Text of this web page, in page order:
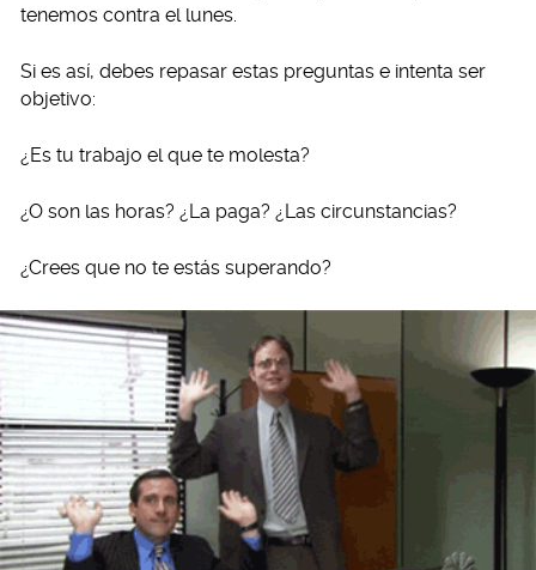
tenemos contra el lunes.
Si es así, debes repasar estas preguntas e intenta ser
objetivo:
¿Es tu trabajo el que te molesta?
¿O son las horas? ¿La paga? ¿Las circunstancias?
¿Crees que no te estás superando?